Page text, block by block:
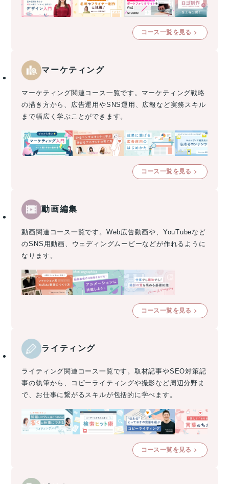
コース一覧を見る
マーケティング
マーケティング関連コース一覧です。マーケティング戦略
の描き方から、広告運用やSNS運用、広報など実務スキル
まで幅広く学ぶことができます。
コース一覧を見る
動画編集
動画関連コース一覧です。Web広告動画や、YouTubeなど
のSNS用動画、ウェディングムービーなどが作れるように
なります。
コース一覧を見る
ライティング
ライティング関連コース一覧です。取材記事やSEO対策記
事の執筆から、コピーライティングや撮影など周辺分野ま
で、お仕事に繋がるスキルが包括的に学べます。
コース一覧を見る